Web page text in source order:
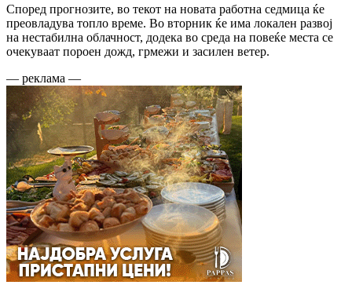
Според прогнозите, во текот на новата работна седмица ќе
преовладува топло време. Во вторник ќе има локален развој
на нестабилна облачност, додека во среда на повеќе места се
очекуваат пороен дожд, грмежи и засилен ветер.
— реклама —